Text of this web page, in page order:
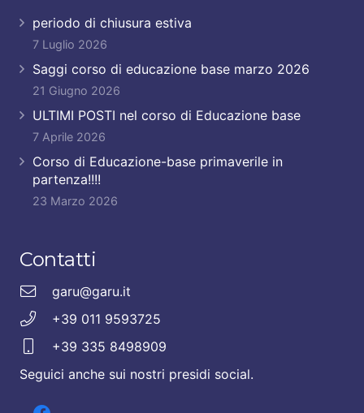
periodo di chiusura estiva
7 Luglio 2026
Saggi corso di educazione base marzo 2026
21 Giugno 2026
ULTIMI POSTI nel corso di Educazione base
7 Aprile 2026
Corso di Educazione-base primaverile in
partenza!!!!
23 Marzo 2026
Contatti
garu@garu.it
+39 011 9593725
+39 335 8498909
Seguici anche sui nostri presidi social.